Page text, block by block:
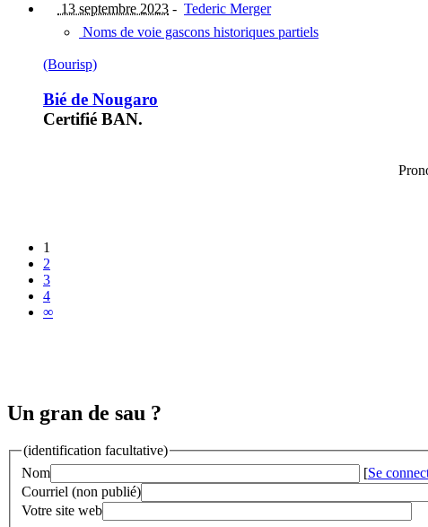
13 septembre 2023 - Tederic Merger
Noms de voie gascons historiques partiels
(Bourisp)
Bié de Nougaro
Certifié BAN.
1
2
3
4
∞
Un gran de sau ?
(identification facultative)
Nom
[Se
Courriel (non publié)
Votre site web